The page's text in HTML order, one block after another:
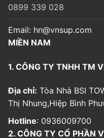
0899 339 028
Email: hn@vnsup.com
MIỀN NAM
1. CÔNG TY TNHH TM
Địa chỉ: Tòa Nhà BSI
Thị Nhung,Hiệp Bình
Hotline: 0936009700
2. CÔNG TY CỔ PHẦN